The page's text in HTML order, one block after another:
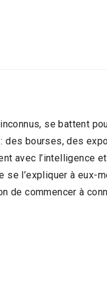
se battent
bourses, des
avec l’intelligence
l’expliquer à
commencer à